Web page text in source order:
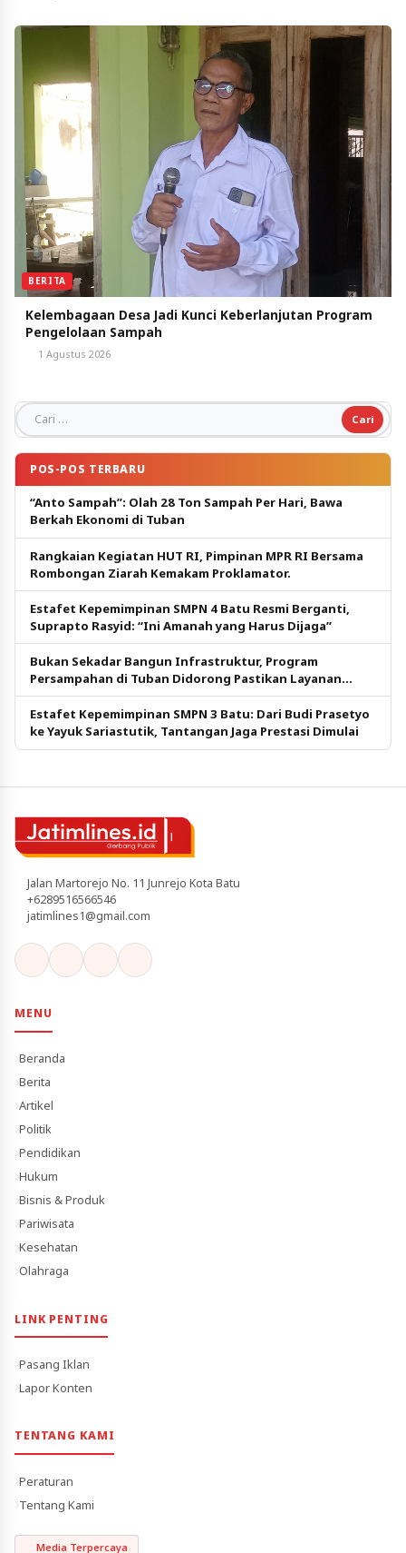
BERITA
Kelembagaan Desa Jadi Kunci Keberlanjutan Program
Pengelolaan Sampah
1 Agustus 2026
Cari untuk:
POS-POS TERBARU
“Anto Sampah”: Olah 28 Ton Sampah Per Hari, Bawa
Berkah Ekonomi di Tuban
Rangkaian Kegiatan HUT RI, Pimpinan MPR RI Bersama
Rombongan Ziarah Kemakam Proklamator.
Estafet Kepemimpinan SMPN 4 Batu Resmi Berganti,
Suprapto Rasyid: “Ini Amanah yang Harus Dijaga”
Bukan Sekadar Bangun Infrastruktur, Program
Persampahan di Tuban Didorong Pastikan Layanan
Tetap Berjalan
Estafet Kepemimpinan SMPN 3 Batu: Dari Budi Prasetyo
ke Yayuk Sariastutik, Tantangan Jaga Prestasi Dimulai
Jalan Martorejo No. 11 Junrejo Kota Batu
+6289516566546
jatimlines1@gmail.com
MENU
Beranda
Berita
Artikel
Politik
Pendidikan
Hukum
Bisnis & Produk
Pariwisata
Kesehatan
Olahraga
LINK PENTING
Pasang Iklan
Lapor Konten
TENTANG KAMI
Peraturan
Tentang Kami
Media Terpercaya